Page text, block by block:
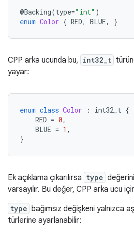
@Backing(type="int" )
enum Color { RED, BLUE, }
CPP arka ucunda bu, int32_t
yayar:
enum class Color : int32_t {
RED = 0,
BLUE = 1 ,
}
Ek açıklama çıkarılırsa type
varsayılır. Bu değer, CPP arka ucu
type bağımsız değişkeni yalnızca
türlerine ayarlanabilir: